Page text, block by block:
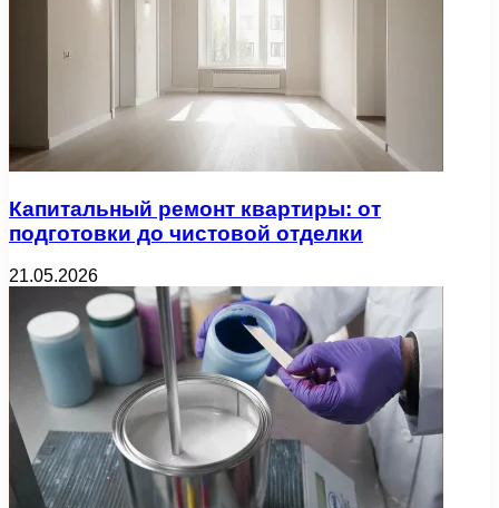
Капитальный ремонт квартиры: от
подготовки до чистовой отделки
21.05.2026